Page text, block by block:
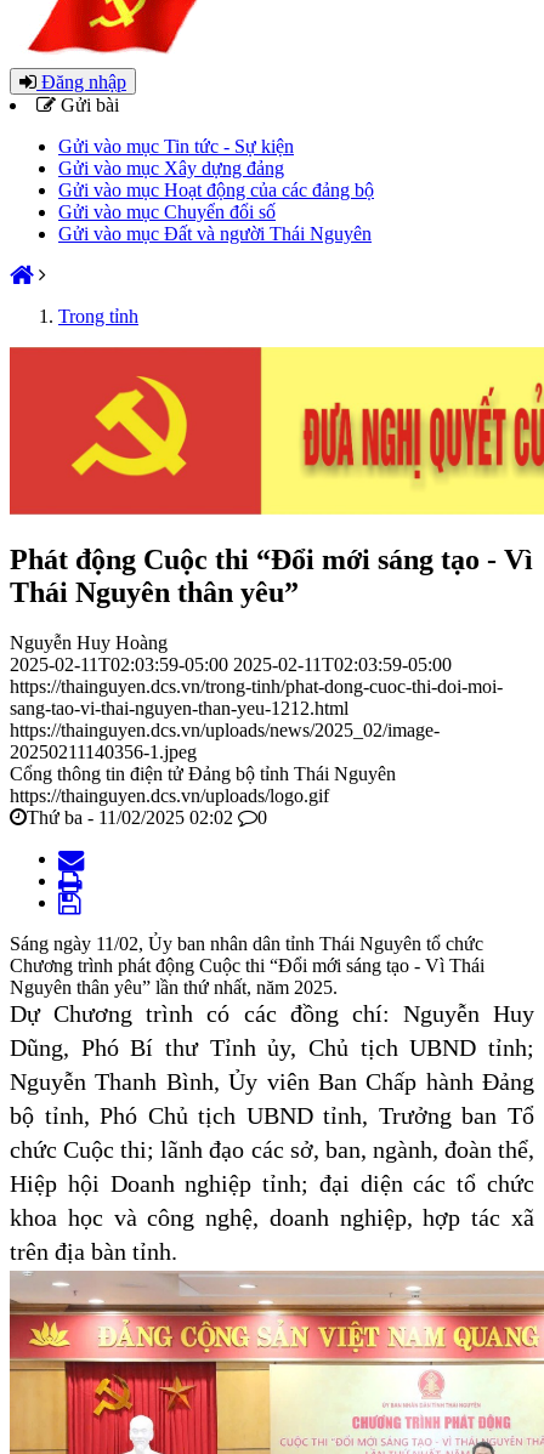
Đăng nhập
Gửi bài
Gửi vào mục Tin tức - Sự kiện
Gửi vào mục Xây dựng đảng
Gửi vào mục Hoạt động của các đảng bộ
Gửi vào mục Chuyển đổi số
Gửi vào mục Đất và người Thái Nguyên
Trong tỉnh
Phát động Cuộc thi “Đổi mới sáng tạo - Vì
Thái Nguyên thân yêu”
Nguyễn Huy Hoàng
2025-02-11T02:03:59-05:00 2025-02-11T02:03:59-05:00
https://thainguyen.dcs.vn/trong-tinh/phat-dong-cuoc-thi-doi-moi-
sang-tao-vi-thai-nguyen-than-yeu-1212.html
https://thainguyen.dcs.vn/uploads/news/2025_02/image-
20250211140356-1.jpeg
Cổng thông tin điện tử Đảng bộ tỉnh Thái Nguyên
https://thainguyen.dcs.vn/uploads/logo.gif
Thứ ba - 11/02/2025 02:02
0
Sáng ngày 11/02, Ủy ban nhân dân tỉnh Thái Nguyên tổ chức
Chương trình phát động Cuộc thi “Đổi mới sáng tạo - Vì Thái
Nguyên thân yêu” lần thứ nhất, năm 2025.
Dự Chương trình có các đồng chí: Nguyễn Huy
Dũng, Phó Bí thư Tỉnh ủy, Chủ tịch UBND tỉnh;
Nguyễn Thanh Bình, Ủy viên Ban Chấp hành Đảng
bộ tỉnh, Phó Chủ tịch UBND tỉnh, Trưởng ban Tổ
chức Cuộc thi; lãnh đạo các sở, ban, ngành, đoàn thể,
Hiệp hội Doanh nghiệp tỉnh; đại diện các tổ chức
khoa học và công nghệ, doanh nghiệp, hợp tác xã
trên địa bàn tỉnh.